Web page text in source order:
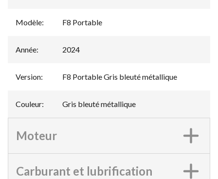
Modèle: F8 Portable
Année: 2024
Version: F8 Portable Gris bleuté métallique
Couleur: Gris bleuté métallique
Moteur
Carburant et lubrification